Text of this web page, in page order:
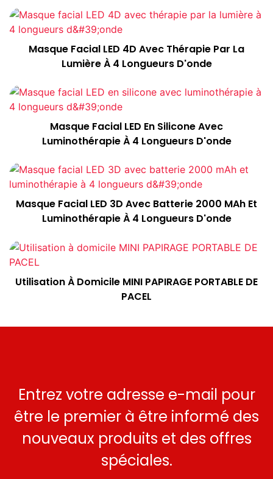
Masque Facial LED 4D Avec Thérapie Par La
Lumière À 4 Longueurs D'onde
Masque Facial LED En Silicone Avec
Luminothérapie À 4 Longueurs D'onde
Masque Facial LED 3D Avec Batterie 2000 MAh Et
Luminothérapie À 4 Longueurs D'onde
Utilisation À Domicile MINI PAPIRAGE PORTABLE DE
PACEL
Entrez votre adresse e-mail pour
être le premier à être informé des
nouveaux produits et des offres
spéciales.